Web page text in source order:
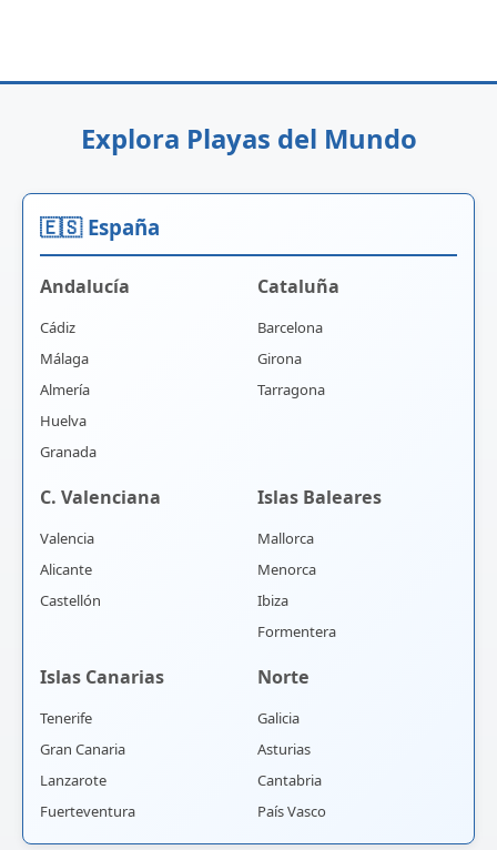
Explora Playas del Mundo
🇪🇸 España
Andalucía
Cádiz
Málaga
Almería
Huelva
Granada
Cataluña
Barcelona
Girona
Tarragona
C. Valenciana
Valencia
Alicante
Castellón
Islas Baleares
Mallorca
Menorca
Ibiza
Formentera
Islas Canarias
Tenerife
Gran Canaria
Lanzarote
Fuerteventura
Norte
Galicia
Asturias
Cantabria
País Vasco